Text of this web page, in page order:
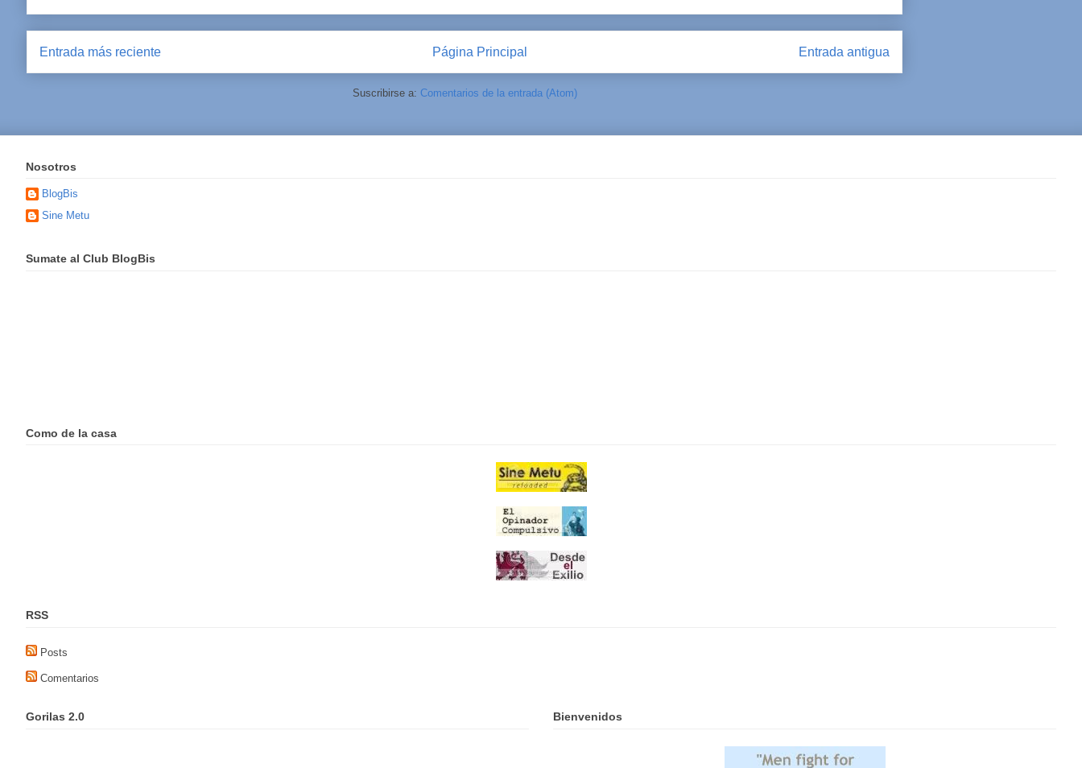
Entrada más reciente Entrada antigua
Página Principal
Suscribirse a: Comentarios de la entrada (Atom)
Nosotros
BlogBis
Sine Metu
Sumate al Club BlogBis
Como de la casa
RSS
Posts
Comentarios
Gorilas 2.0 Bienvenidos